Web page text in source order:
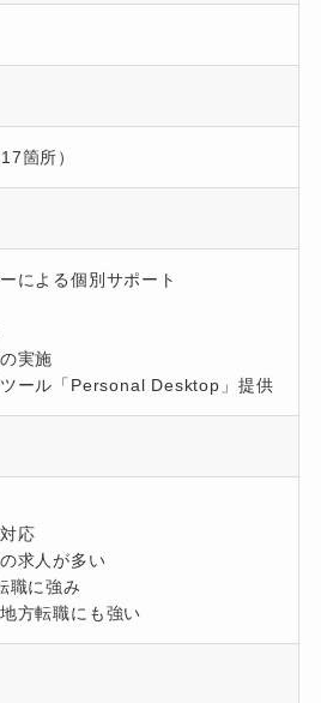
箇所）
による個別サポート
実施
ール「Personal Desktop」提供
応
求人が多い
職に強み
方転職にも強い